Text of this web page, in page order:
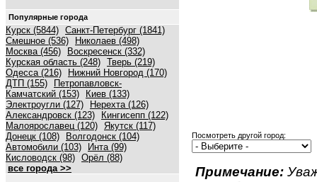
Популярные города
Курск (5844) Санкт-Петербург (1841)
Смешное (536)
Николаев (498)
Москва (456)
Воскресенск (332)
Курская область (248) Тверь (219)
Одесса (216)
Нижний Новгород (170)
ДТП (155)
Петропавловск-
Камчатский (153)
Киев (133)
Электроугли (127)
Нерехта (126)
Александровск (123)
Кингисепп (122)
Малоярославец (120) Якутск (117)
Донецк (108)
Волгодонск (104)
Автомобили (103)
Инта (99)
Кисловодск (98) Орёл (88)
все города >>
Посмотреть другой город:
Примечание: